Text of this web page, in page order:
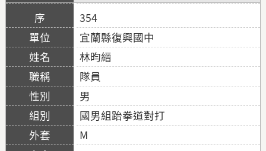
354
宜蘭縣復興國中
林昀縉
隊員
男
國男組跆拳道對打
M